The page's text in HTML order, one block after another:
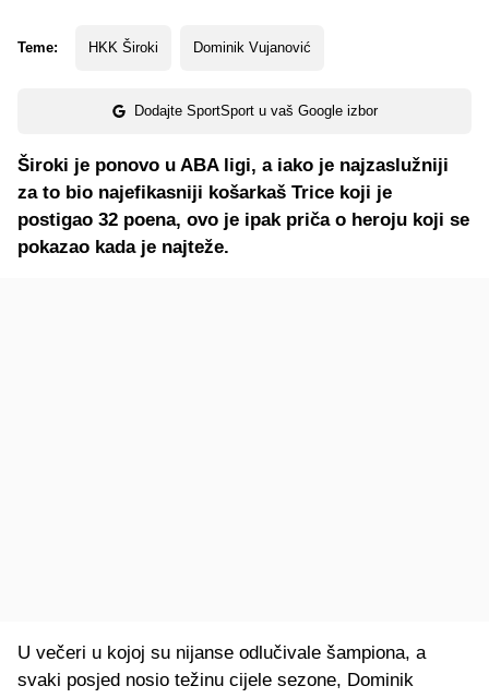
Teme: HKK Široki Dominik Vujanović
Dodajte SportSport u vaš Google izbor
Široki je ponovo u ABA ligi, a iako je najzaslužniji
za to bio najefikasniji košarkaš Trice koji je
postigao 32 poena, ovo je ipak priča o heroju koji se
pokazao kada je najteže.
U večeri u kojoj su nijanse odlučivale šampiona, a
svaki posjed nosio težinu cijele sezone, Dominik